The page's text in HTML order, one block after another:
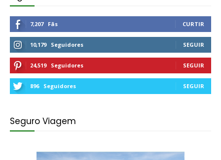
7,207 Fãs CURTIR
10,179 Seguidores SEGUIR
24,519 Seguidores SEGUIR
896 Seguidores SEGUIR
Seguro Viagem